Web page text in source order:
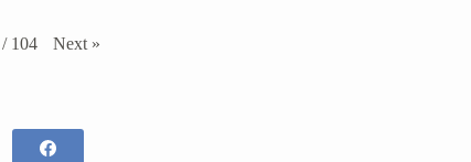
/ 104 Next »